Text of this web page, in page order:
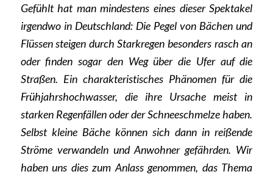
Gefühlt hat man mindestens eines dieser Spektakel
irgendwo in Deutschland: Die Pegel von Bächen und
Flüssen steigen durch Starkregen besonders rasch an
oder finden sogar den Weg über die Ufer auf die
Straßen. Ein charakteristisches Phänomen für die
Frühjahrshochwasser, die ihre Ursache meist in
starken Regenfällen oder der Schneeschmelze haben.
Selbst kleine Bäche können sich dann in reißende
Ströme verwandeln und Anwohner gefährden. Wir
haben uns dies zum Anlass genommen, das Thema